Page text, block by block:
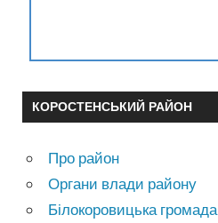
КОРОСТЕНСЬКИЙ РАЙОН
Про район
Органи влади району
Білокоровицька громада